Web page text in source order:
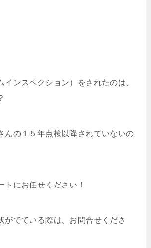
インスペクション）をされたのは、
んの１５年点検以降されていないの
トにお任せください！
がでている際は、お問合せくださ